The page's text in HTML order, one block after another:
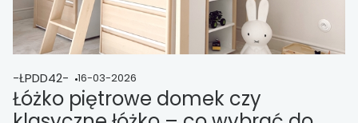
-ŁPDD42- 16-03-2026
Łóżko piętrowe domek czy